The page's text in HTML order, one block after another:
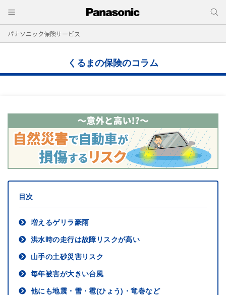
パナソニック保険サービス
くるまの保険のコラム
目次
増えるゲリラ豪雨
洪水時の走行は故障リスクが高い
山手の土砂災害リスク
毎年被害が大きい台風
他にも地震・雪・雹(ひょう)・竜巻など